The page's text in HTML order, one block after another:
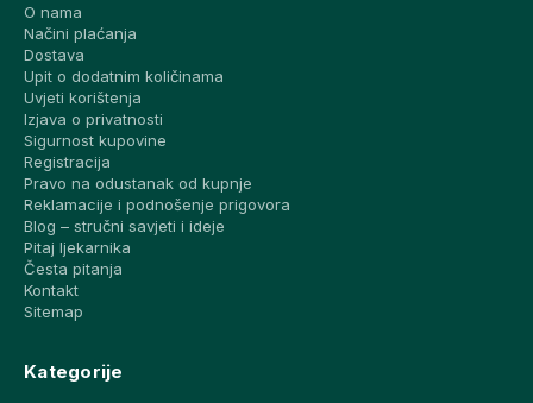
O nama
Načini plaćanja
Dostava
Upit o dodatnim količinama
Uvjeti korištenja
Izjava o privatnosti
Sigurnost kupovine
Registracija
Pravo na odustanak od kupnje
Reklamacije i podnošenje prigovora
Blog – stručni savjeti i ideje
Pitaj ljekarnika
Česta pitanja
Kontakt
Sitemap
Kategorije